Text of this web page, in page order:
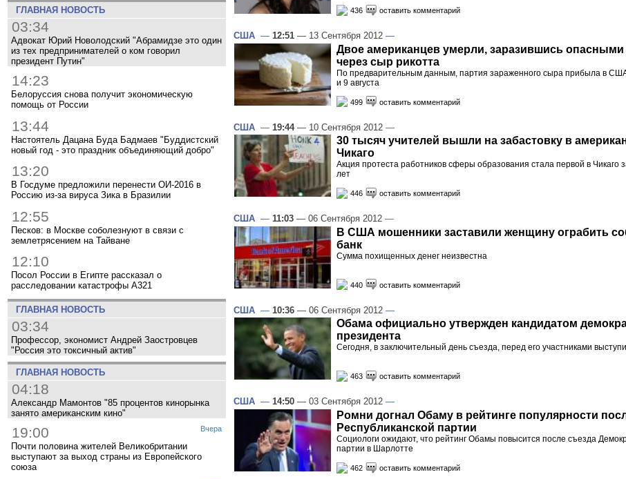
ГЛАВНАЯ НОВОСТЬ
03:34
Адвокат Юрий Новолодский "Абрамидзе это один
из тех предпринимателей о ком говорил
президент Путин"
14:23
Белоруссия снова получит экономическую
помощь от России
13:44
Настоятель Дацана Буда Бадмаев "Буддистский
новый год - это праздник объединяющий добро"
13:20
В Госдуме предложили перенести ОИ-2016 в
Россию из-за вируса Зика в Бразилии
12:55
Песков: в Москве соболезнуют в связи с
землетрясением на Тайване
12:10
Посол России в Египте рассказал о
расследовании катастрофы A321
ГЛАВНАЯ НОВОСТЬ
03:34
Профессор, экономист Андрей Заостровцев
"Россия это токсичный актив"
ГЛАВНАЯ НОВОСТЬ
04:18
Александр Мамонтов "85 процентов кинорынка
занято американским кино"
Вчера
19:00
Почти половина жителей Великобритании
выступают за выход страны из Европейского
союза
436 оставить комментарий
США — 12:51 — 13 Сентября 2012 —
Двое американцев умерли, заразившись опасными
через сыр рикотта
По предварительным данным, партия зараженного сыра прибыла в
и 9 августа
499 оставить комментарий
США — 19:44— 10 Сентября 2012 —
30 тысяч учителей вышли на забастовку в
Чикаго
Акция протеста работников сферы образования стала первой в Чикаго
лет
446 оставить комментарий
США — 11:03 — 06 Сентября 2012 —
В США мошенники заставили женщину ограбить
банк
Сумма похищенных денег неизвестна
440 оставить комментарий
США — 10:36 — 06 Сентября 2012 —
Обама официально утвержден кандидатом
президента
Сегодня, в заключительный день съезда, перед его участниками
463 оставить комментарий
США — 14:50 — 03 Сентября 2012 —
Ромни догнал Обаму в рейтинге популярности
Республиканской партии
Социологи ожидают, что рейтинг Обамы повысится после съезда
партии в Шарлотте
462 оставить комментарий